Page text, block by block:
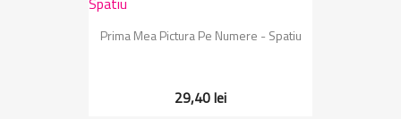
Prima Mea Pictura Pe Numere - Spatiu
29,40 lei